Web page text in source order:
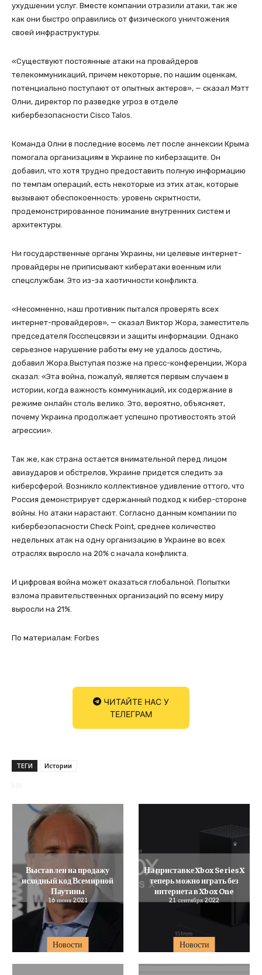
ухудшении услуг. Вместе компании отразили атаки, так же
как они быстро оправились от физического уничтожения
своей инфраструктуры.
«Существуют постоянные атаки на провайдеров
телекоммуникаций, причем некоторые, по нашим оценкам,
потенциально поступают от опытных актеров», — сказал Мэтт
Олни, директор по разведке угроз в отделе
кибербезопасности Cisco Talos.
Команда Олни в последние восемь лет после аннексии Крыма
помогала организациям в Украине по киберзащите. Он
добавил, что хотя трудно предоставить полную информацию
по темпам операций, есть некоторые из этих атак, которые
вызывают обеспокоенность: уровень скрытности,
продемонстрированное понимание внутренних систем и
архитектуры.
Ни государственные органы Украины, ни целевые интернет-
провайдеры не приписывают кибератаки военным или
спецслужбам. Это из-за хаотичности конфликта.
«Несомненно, наш противник пытался проверять всех
интернет-провайдеров», — сказал Виктор Жора, заместитель
председателя Госспецсвязи и защиты информации. Однако
серьезное нарушение работы ему не удалось достичь,
добавил Жора.Выступая позже на пресс-конференции, Жора
сказал: «Эта война, пожалуй, является первым случаем в
истории, когда важность коммуникаций, их содержание в
режиме онлайн столь велико. Это, вероятно, объясняет,
почему Украина продолжает успешно противостоять этой
агрессии».
Так же, как страна остается внимательной перед лицом
авиаударов и обстрелов, Украине придется следить за
киберсферой. Возникло коллективное удивление оттого, что
Россия демонстрирует сдержанный подход к кибер-стороне
войны. Но атаки нарастают. Согласно данным компании по
кибербезопасности Check Point, среднее количество
недельных атак на одну организацию в Украине во всех
отраслях выросло на 20% с начала конфликта.
И цифровая война может оказаться глобальной. Попытки
взлома правительственных организаций по всему миру
выросли на 21%.
По материалам: Forbes
ЧИТАЙТЕ НАС У
ТЕЛЕГРАМ
ТЕГИ Истории
Новости
Выставлен на продажу
исходный код Всемирной
Паутины
16 июня 2021
Новости
На приставке Xbox Series X
теперь можно играть без
интернета в Xbox One
21 сентября 2022